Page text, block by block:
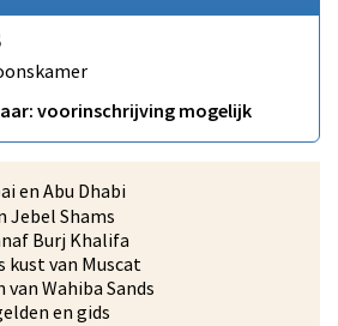
voorinschrijving mogelijk
en Abu Dhabi
Jebel Shams
Burj Khalifa
kust van Muscat
Wahiba Sands
en gids